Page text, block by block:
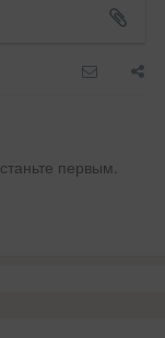
первым.